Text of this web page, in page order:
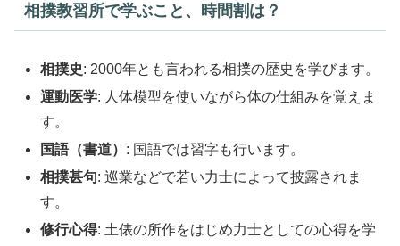
相撲教習所で学ぶこと、時間割は？
相撲史: 2000年とも言われる相撲の歴史を学びます。
運動医学: 人体模型を使いながら体の仕組みを覚えま
す。
国語（書道） : 国語では習字も行います。
相撲甚句: 巡業などで若い力士によって披露されま
す。
修行心得: 土俵の所作をはじめ力士としての心得を学